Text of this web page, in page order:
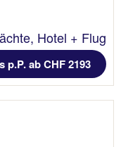
Hotel + Flug
p.P. ab CHF 2193